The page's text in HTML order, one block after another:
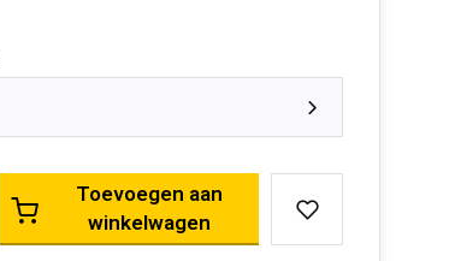
Toevoegen aan
winkelwagen